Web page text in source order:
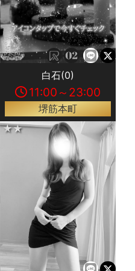
白石(0)
11:00～23:00
堺筋本町
★★